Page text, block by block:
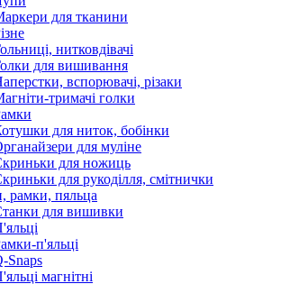
для тканини
нитковдівачі
для вишивання
вспорювачі, різаки
тримачі голки
для ниток, бобінки
для муліне
для ножиць
для рукоділля, смітнички
рамки, пяльца
для вишивки
п'яльці
Snaps
магнітні